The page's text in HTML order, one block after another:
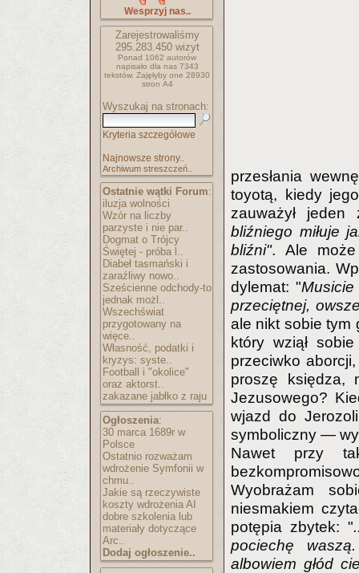
Wesprzyj nas..
Zarejestrowaliśmy
295.283.450wizyt
Ponad 1062 autorów
napisało dla nas 7343
tekstów. Zajęłyby one 28930
stron A4
Wyszukaj na stronach:
Kryteria szczegółowe
Najnowsze strony..
Archiwum streszczeń..
Ostatnie wątki Forum:
iluzja wolności
Wzór na liczby
parzyste i nie par..
Dogmat o Trójcy
Świętej - próba l..
Diabeł tasmański i
zaraźliwy nowo..
Sześcienne odchody-to
jednak możl..
Wszechświat
przygotowany na
więce..
Własność, podatki i
kryzys: syste..
Football i "okolice"
oraz aktorst..
zakazane jabłko z raju
Ogłoszenia:
30 marca 1689r w
Polsce
Ostatnio rozważam
wdrożenie Symfonii w
chmu..
Jakie są rzeczywiste
koszty wdrożenia AI
dobre szkolenia lub
materiały dotyczące
Arc..
Dodaj ogłoszenie..
przesłania
toyotą, kiedy
zauważył
bliźniego miłuje
bliźni". Ale
zastosowania.
dylemat: "
przeciętnej,
ale nikt sobie tym
który wziął
przeciwko
proszę księdza,
Jezusowego?
wjazd do
symboliczny —
Nawet przy
Wyobrażam
niesmakiem
potępia zbytek: "
pociechę
albowiem głód